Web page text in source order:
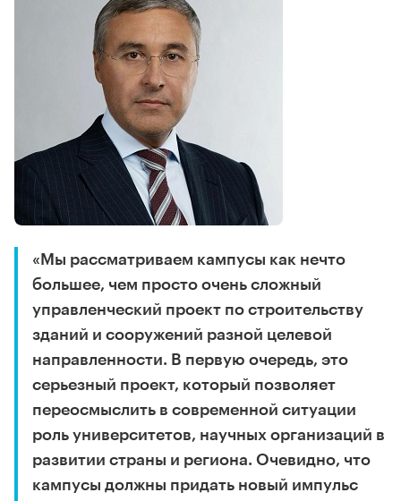
«Мы рассматриваем кампусы как нечто
большее, чем просто очень сложный
управленческий проект по строительству
зданий и сооружений разной целевой
направленности. В первую очередь, это
серьезный проект, который позволяет
переосмыслить в современной ситуации
роль университетов, научных организаций в
развитии страны и региона. Очевидно, что
кампусы должны придать новый импульс